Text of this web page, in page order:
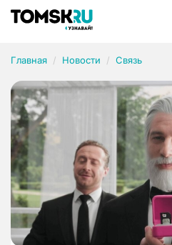
Главная Новости Связь